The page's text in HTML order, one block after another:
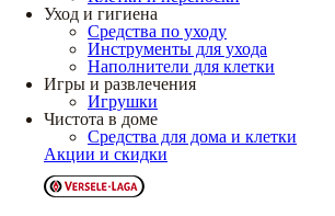
Уход и гигиена
Средства по уходу
Инструменты для ухода
Наполнители для клетки
Игры и развлечения
Игрушки
Чистота в доме
Средства для дома и клетки
Акции и скидки